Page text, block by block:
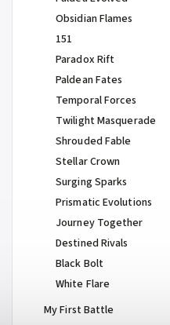
Obsidian Flames
151
Paradox Rift
Paldean Fates
Temporal Forces
Twilight Masquerade
Shrouded Fable
Stellar Crown
Surging Sparks
Prismatic Evolutions
Journey Together
Destined Rivals
Black Bolt
White Flare
My First Battle